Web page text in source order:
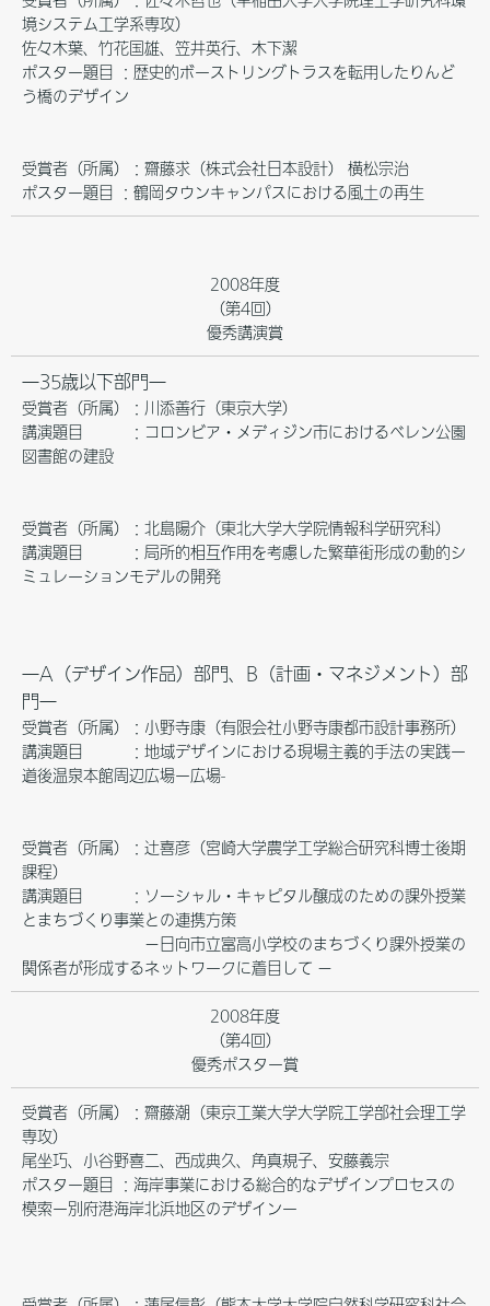
境システム工学系専攻）
佐々木葉、竹花国雄、笠井英行、木下潔
ポスター題目 ：歴史的ボーストリングトラスを転用したりんど
う橋のデザイン
受賞者（所属）：齋藤求（株式会社日本設計） 横松宗治
ポスター題目 ：鶴岡タウンキャンパスにおける風土の再生
2008年度
（第4回）
優秀講演賞
―35歳以下部門―
受賞者（所属）：川添善行（東京大学）
講演題目 ：コロンビア・メディジン市におけるベレン公園
図書館の建設
受賞者（所属）：北島陽介（東北大学大学院情報科学研究科）
講演題目 ：局所的相互作用を考慮した繁華街形成の動的シ
ミュレーションモデルの開発
―A（デザイン作品）部門、B（計画・マネジメント）部
門―
受賞者（所属）：小野寺康（有限会社小野寺康都市設計事務所）
講演題目 ：地域デザインにおける現場主義的手法の実践ー
道後温泉本館周辺広場ー広場-
受賞者（所属）：辻喜彦（宮崎大学農学工学総合研究科博士後期
課程）
講演題目 ：ソーシャル・キャピタル醸成のための課外授業
とまちづくり事業との連携方策
－日向市立富高小学校のまちづくり課外授業の
関係者が形成するネットワークに着目して －
2008年度
（第4回）
優秀ポスター賞
受賞者（所属）：齋藤潮（東京工業大学大学院工学部社会理工学
専攻）
尾坐巧、小谷野喜二、西成典久、角真規子、安藤義宗
ポスター題目 ：海岸事業における総合的なデザインプロセスの
模索ー別府港海岸北浜地区のデザインー